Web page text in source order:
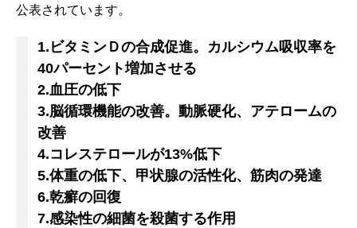
公表されています。
1.ビタミンＤの合成促進。カルシウム吸収率を
40パーセント増加させる
2.血圧の低下
3.脳循環機能の改善。動脈硬化、アテロームの
改善
4.コレステロールが13%低下
5.体重の低下、甲状腺の活性化、筋肉の発達
6.乾癬の回復
7.感染性の細菌を殺菌する作用